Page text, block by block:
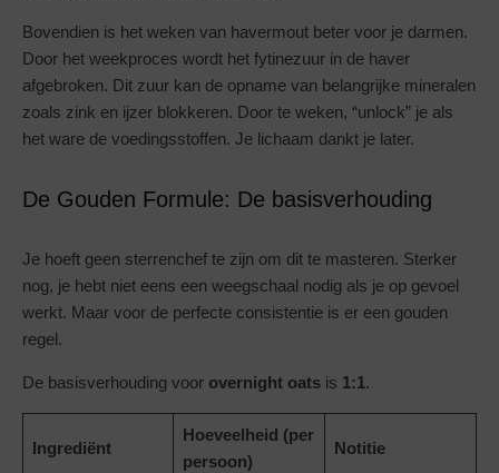
Bovendien is het weken van havermout beter voor je darmen.
Door het weekproces wordt het fytinezuur in de haver
afgebroken. Dit zuur kan de opname van belangrijke mineralen
zoals zink en ijzer blokkeren. Door te weken, “unlock” je als
het ware de voedingsstoffen. Je lichaam dankt je later.
De Gouden Formule: De basisverhouding
Je hoeft geen sterrenchef te zijn om dit te masteren. Sterker
nog, je hebt niet eens een weegschaal nodig als je op gevoel
werkt. Maar voor de perfecte consistentie is er een gouden
regel.
De basisverhouding voor overnight oats is 1:1.
Ingrediënt
Hoeveelheid (per
persoon)
Notitie